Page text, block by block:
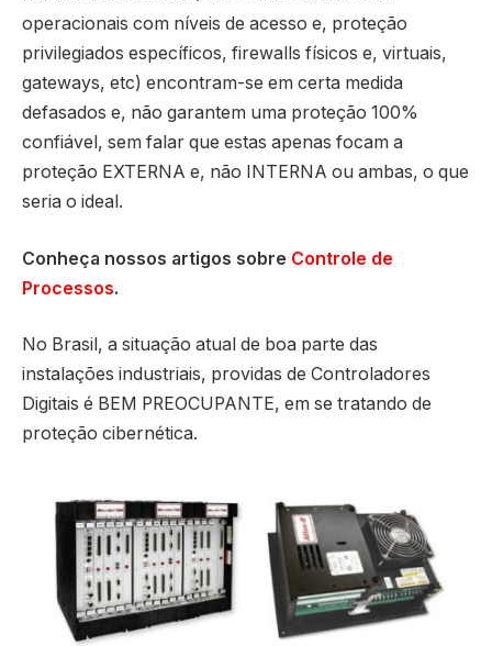
operacionais com níveis de acesso e, proteção
privilegiados específicos, firewalls físicos e, virtuais,
gateways, etc) encontram-se em certa medida
defasados e, não garantem uma proteção 100%
confiável, sem falar que estas apenas focam a
proteção EXTERNA e, não INTERNA ou ambas, o que
seria o ideal.
Conheça nossos artigos sobre Controle de
Processos.
No Brasil, a situação atual de boa parte das
instalações industriais, providas de Controladores
Digitais é BEM PREOCUPANTE, em se tratando de
proteção cibernética.